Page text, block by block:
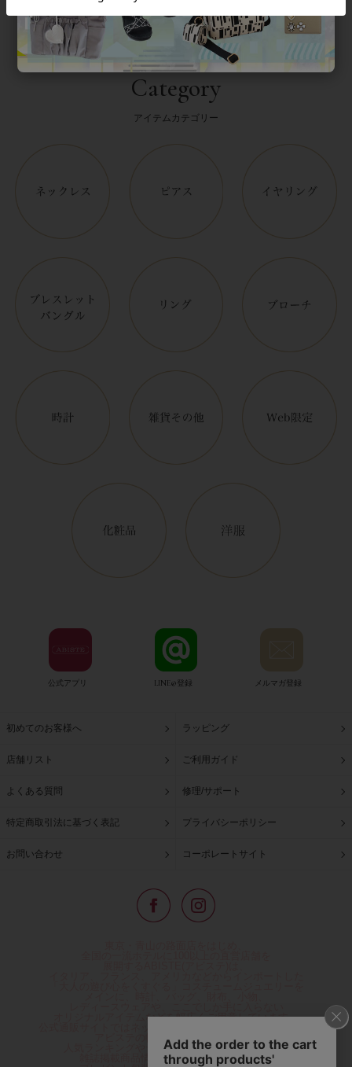
Category
アイテムカテゴリー
公式アプリ LINE@登録 メルマガ登録
初めてのお客様へ ラッピング
店舗リスト ご利用ガイド
よくある質問 修理/サポート
特定商取引法に基づく表記 プライバシーポリシー
お問い合わせ コーポレートサイト
オリジナルアイテムなどを幅広くご用意しています。
アビステの幅広い商品を取り揃え、
人気ランキングやテレビなどメディア着用商品、
雑誌掲載商品情報を紹介するコンテンツ、